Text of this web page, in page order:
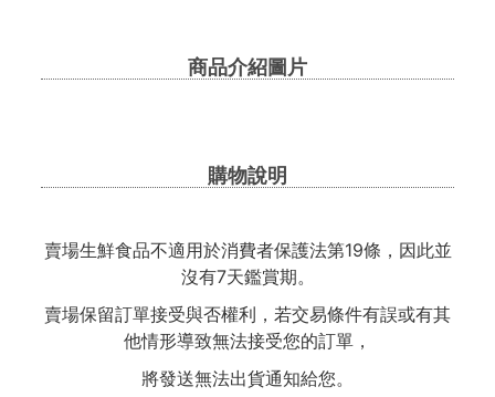
商品介紹圖片
購物說明
賣場生鮮食品不適用於消費者保護法第19條，因此並
沒有7天鑑賞期。
賣場保留訂單接受與否權利，若交易條件有誤或有其
他情形導致無法接受您的訂單，
將發送無法出貨通知給您。